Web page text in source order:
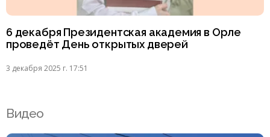
6 декабря Президентская академия в Орле
проведёт День открытых дверей
3 декабря 2025 г. 17:51
Видео